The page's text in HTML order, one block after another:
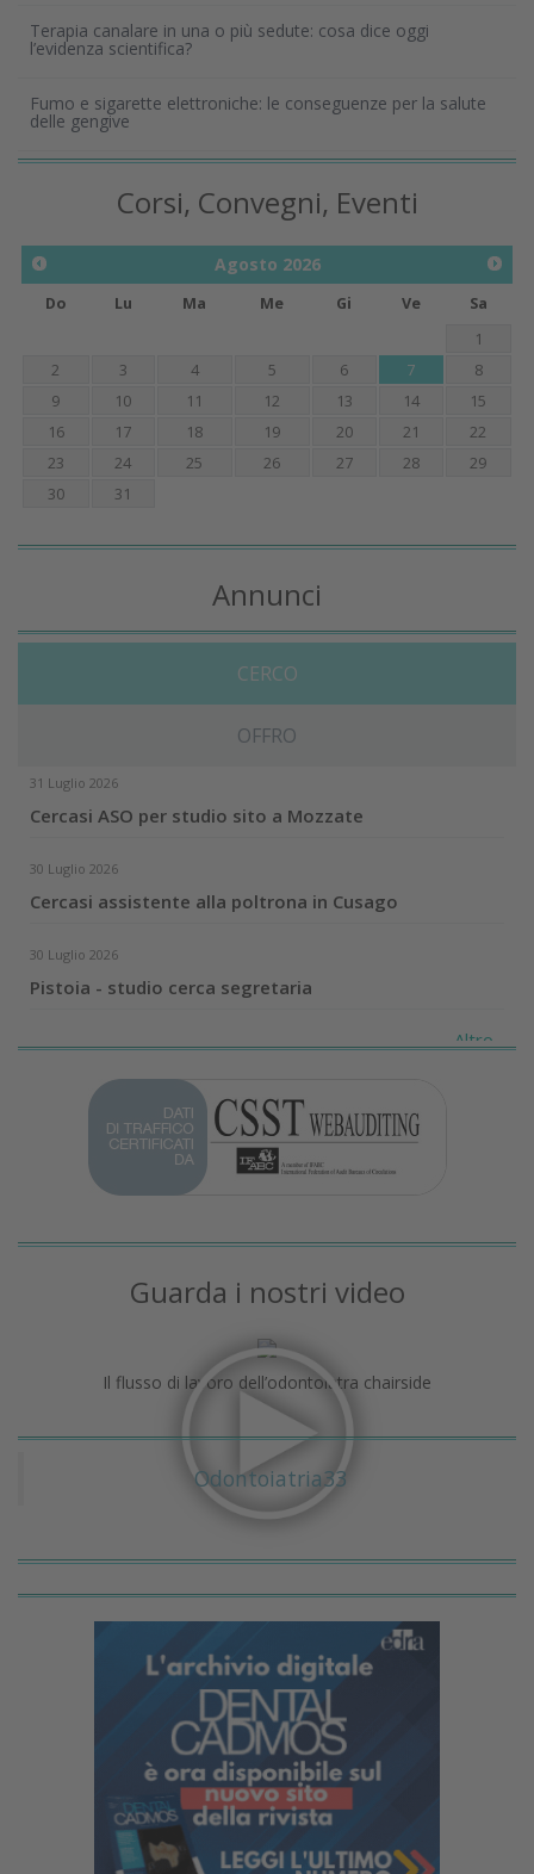
Terapia canalare in una o più sedute: cosa dice oggi
l’evidenza scientifica?
Fumo e sigarette elettroniche: le conseguenze per la salute
delle gengive
Corsi, Convegni, Eventi
Agosto 2026
Do Lu Ma Me Gi Ve
Sa
1
2
3 4 5 6 7
8
9
10 11 12 13 14
15
16
17 18 19 20 21
22
23
24 25 26 27 28
29
30
31
Annunci
CERCO
OFFRO
31 Luglio 2026
Cercasi ASO per studio sito a Mozzate
30 Luglio 2026
Cercasi assistente alla poltrona in Cusago
30 Luglio 2026
Pistoia - studio cerca segretaria
Altro...
Guarda i nostri video
Il flusso di lavoro dell’odontoiatra chairside
Odontoiatria33